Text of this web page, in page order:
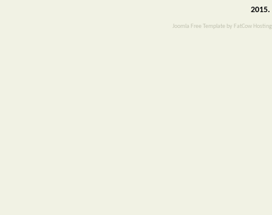
Joomla Free Template by FatCow Hosting
2015.